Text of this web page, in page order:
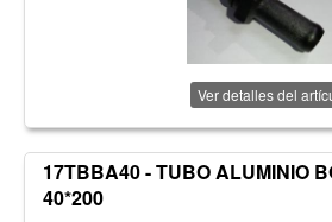
Ver detalles del
17TBBA40 - TUBO ALUMINIO
40*200